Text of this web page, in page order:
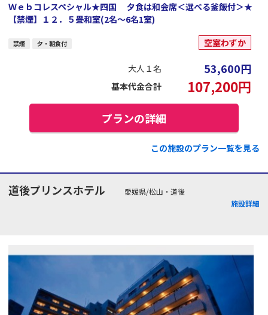
Ｗｅｂコレスペシャル★四国 夕食は和会席＜選べる釜飯付＞★
【禁煙】１２．５畳和室(2名～6名1室)
禁煙 夕・朝食付 空室わずか
大人１名 53,600円
基本代金合計 107,200円
プランの詳細
この施設のプラン一覧を見る
道後プリンスホテル
愛媛県/松山・道後
施設詳細